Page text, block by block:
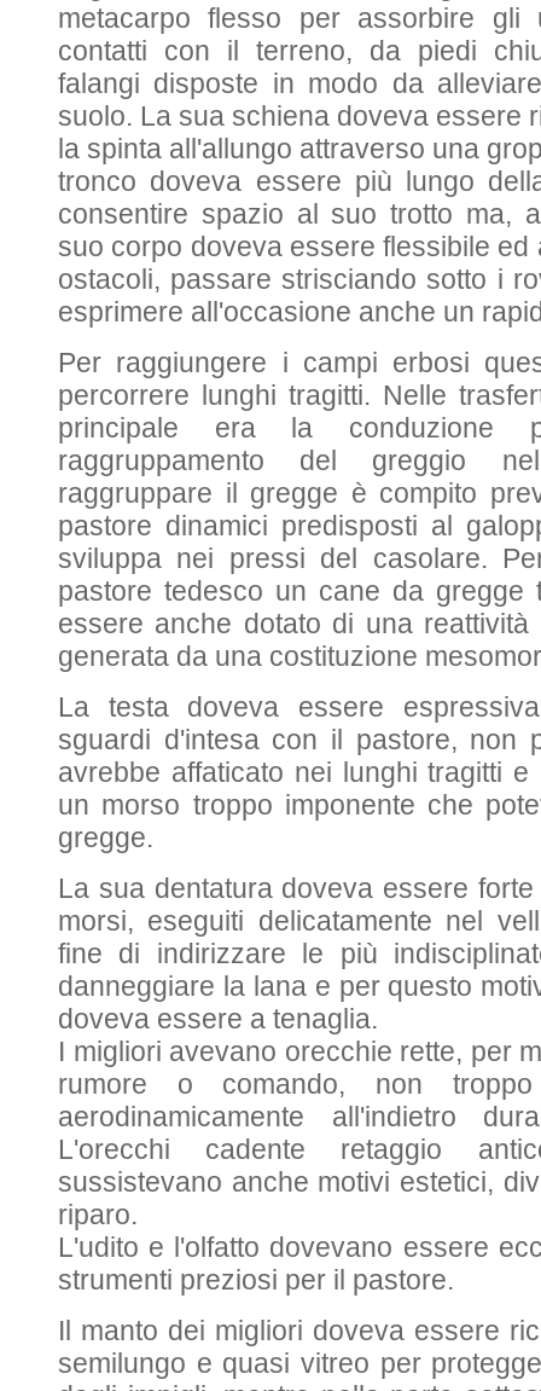
metacarpo flesso per assorbire gli
contatti con il terreno, da piedi
falangi disposte in modo da
suolo. La sua schiena doveva essere
la spinta all'allungo attraverso una
tronco doveva essere più lungo
consentire spazio al suo trotto ma,
suo corpo doveva essere flessibile ed
ostacoli, passare strisciando sotto i
esprimere all'occasione anche un
Per raggiungere i campi erbosi
percorrere lunghi tragitti. Nelle
principale era la conduzione
raggruppamento del greggio
raggruppare il gregge è compito
pastore dinamici predisposti al
sviluppa nei pressi del casolare.
pastore tedesco un cane da gregge
essere anche dotato di una reattività
generata da una costituzione
La testa doveva essere
sguardi d'intesa con il pastore, non
avrebbe affaticato nei lunghi tragitti
un morso troppo imponente che
gregge.
La sua dentatura doveva essere
morsi, eseguiti delicatamente nel
fine di indirizzare le più
danneggiare la lana e per questo
doveva essere a tenaglia.
I migliori avevano orecchie rette, per
rumore o comando, non
aerodinamicamente all'indietro
L'orecchi cadente retaggio
sussistevano anche motivi estetici,
riparo.
L'udito e l'olfatto dovevano essere
strumenti preziosi per il pastore.
Il manto dei migliori doveva essere
semilungo e quasi vitreo per